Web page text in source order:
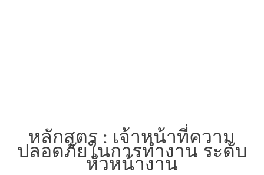
หลักสูตร : เจ้าหน้าที่ความ
ปลอดภัยในการทำงาน ระดับ
หัวหน้างาน